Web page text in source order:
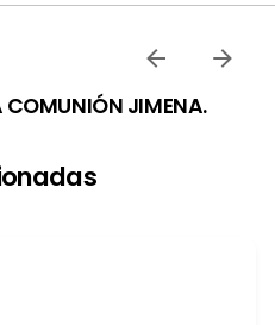
COMUNIÓN JIMENA.